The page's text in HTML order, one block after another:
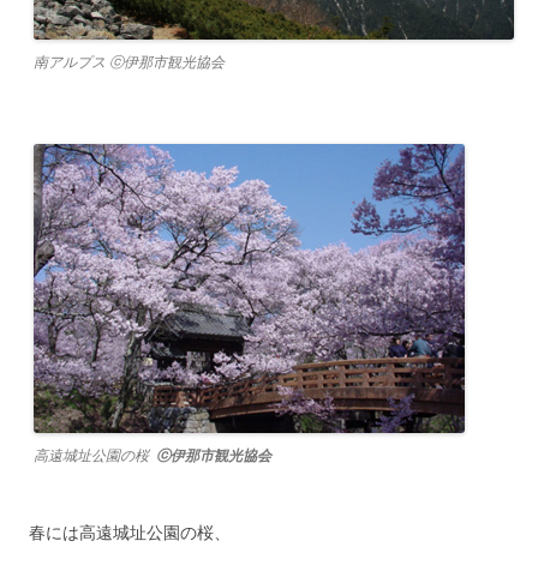
南アルプス ⓒ伊那市観光協会
高遠城址公園の桜 ⓒ伊那市観光協会
春には高遠城址公園の桜、